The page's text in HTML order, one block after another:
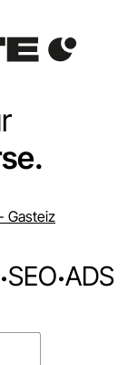
Gasteiz
·SEO·ADS